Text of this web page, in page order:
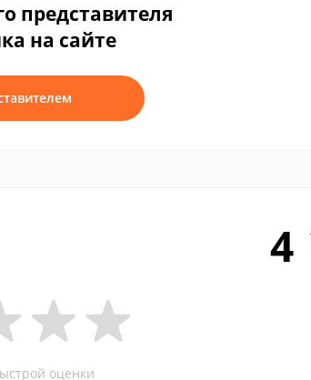
представителя
на сайте
4
оценки